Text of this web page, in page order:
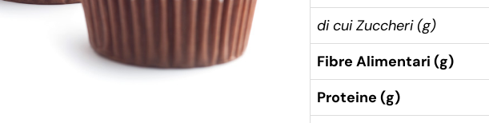
di cui Zuccheri (g)
Fibre Alimentari (g)
Proteine (g)